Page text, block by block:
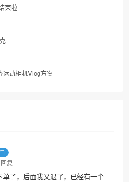
束啦
运动相机Vlog方案
回复
单了，后面我又退了，已经有一个